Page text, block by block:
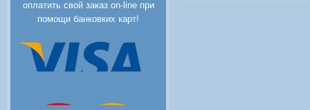
оплатить свой заказ on-line при
помощи банковких карт!